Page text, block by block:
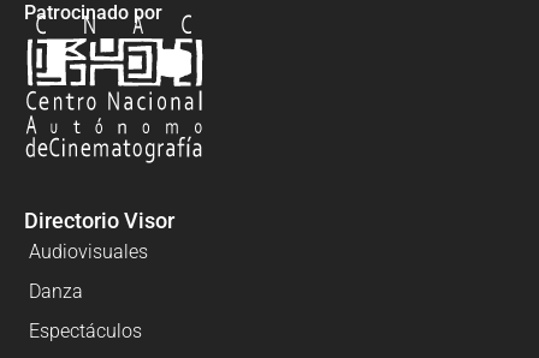
Patrocinado por
Directorio Visor
Audiovisuales
Danza
Espectáculos